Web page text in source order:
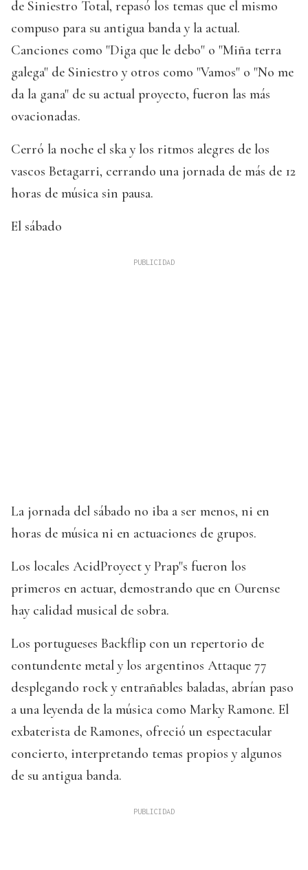
de Siniestro Total, repasó los temas que el mismo
compuso para su antigua banda y la actual.
Canciones como "Diga que le debo" o "Miña terra
galega" de Siniestro y otros como "Vamos" o "No me
da la gana" de su actual proyecto, fueron las más
ovacionadas.
Cerró la noche el ska y los ritmos alegres de los
vascos Betagarri, cerrando una jornada de más de 12
horas de música sin pausa.
El sábado
La jornada del sábado no iba a ser menos, ni en
horas de música ni en actuaciones de grupos.
Los locales AcidProyect y Prap"s fueron los
primeros en actuar, demostrando que en Ourense
hay calidad musical de sobra.
Los portugueses Backflip con un repertorio de
contundente metal y los argentinos Attaque 77
desplegando rock y entrañables baladas, abrían paso
a una leyenda de la música como Marky Ramone. El
exbaterista de Ramones, ofreció un espectacular
concierto, interpretando temas propios y algunos
de su antigua banda.